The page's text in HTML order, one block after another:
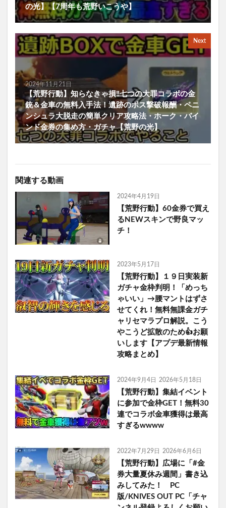
の光】【7周年も荒野いこうや】
Next
2024年11月21日
【荒野行動】知らなきゃ損‼七つの大罪コラボの金
銃＆金車の無料入手法！遺跡のボス撃破報酬・ペニ
ンシュラ大脱走の簡単クリア攻略法・ホーク・バイ
ンド金券の集め方・ガチャ【荒野の光】
関連する動画
2024年4月19日
【荒野行動】60金券で買え
るNEWスキンで野良マッ
チ！
2023年5月17日
【荒野行動】１９日実装新
ガチャ金枠判明！「めっち
ゃいい」→腰マントはずさ
せてくれ！無料無課金ガチ
ャリセマラプロ解説。こう
やこうど拡散のため👍お願
いします【アプデ最新情報
攻略まとめ】
2024年9月4日 2026年5月18日
【荒野行動】集結イベント
に参加で金枠GET！無料30
連でコラボ金車獲得は最高
すぎるwwww
2022年7月29日 2026年6月6日
【荒野行動】広場に「#金
券大量夏休み週間」書き込
みしてみた！ PC
版/KNIVES OUT PC「チャ